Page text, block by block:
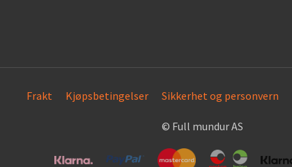
Frakt Kjøpsbetingelser Sikkerhet og personvern
© Full mundur AS